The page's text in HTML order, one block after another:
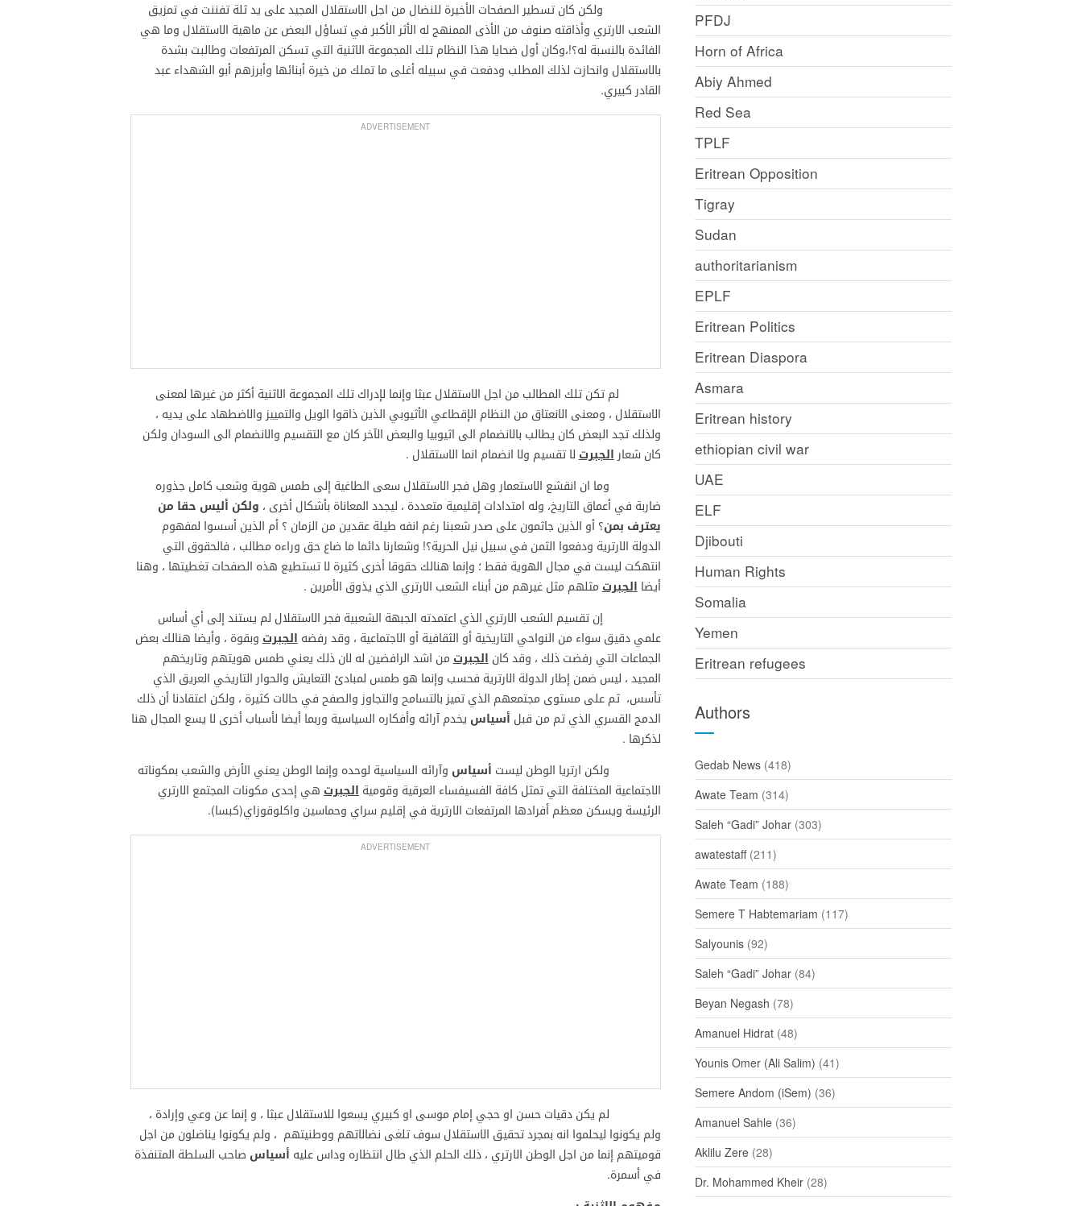
ولكن كان تسطير الصفحات الأخيرة للنضال من اجل الاستقلال المجيد على يد ثلة تفننت في تمزيق
الشعب الارتري وأذاقته صنوف من الأذى الممنهج له الأثر الأكبر في تساؤل البعض عن ماهية الاستقلال وما هي
الفائدة بالنسبة له؟!،وكان أول ضحايا هذا النظام تلك المجموعة الاثنية التي تسكن المرتفعات وطالبت بشدة
بالاستقلال وانحازت لذلك المطلب ودفعت في سبيله أغلى ما تملك من خيرة أبنائها وأبرزهم أبو الشهداء عبد
القادر كبيري.
ADVERTISEMENT
لم تكن تلك المطالب من اجل الاستقلال عبثا وإنما لإدراك تلك المجموعة الاثنية أكثر من غيرها لمعنى
الاستقلال ، ومعنى الانعتاق من النظام الإقطاعي الأثيوبي الذين ذاقوا الويل والتمييز والاضطهاد على يديه ،
ولذلك تجد البعض كان يطالب بالانضمام الى اثيوبيا والبعض الآخر كان مع التقسيم والانضمام الى السودان ولكن
كان شعار الجبرت لا تقسيم ولا انضمام انما الاستقلال .
وما ان انقشع الاستعمار وهل فجر الاستقلال سعى الطاغية إلى طمس هوية وشعب كامل جذوره
ضاربة في أعماق التاريخ، وله امتدادات إقليمية متعددة ، ليجدد المعاناة بأشكال أخرى ، ولكن أليس حقا من
يعترف بمن؟ أو الذين جاثمون على صدر شعبنا رغم انفه طيلة عقدين من الزمان ؟ أم الذين أسسوا لمفهوم
الدولة الارترية ودفعوا الثمن في سبيل نيل الحرية؟! وشعارنا دائما ما ضاع حق وراءه مطالب ، فالحقوق التي
انتهكت ليست في مجال الهوية فقط ؛ وإنما هنالك حقوقا أخرى كثيرة لا تستطيع هذه الصفحات تغطيتها ، وهنا
أيضا الجبرت مثلهم مثل غيرهم من أبناء الشعب الارتري الذي يذوق الأمرين .
إن تقسيم الشعب الارتري الذي اعتمدته الجبهة الشعبية فجر الاستقلال لم يستند إلى أي أساس
علمي دقيق سواء من النواحي التاريخية أو الثقافية أو الاجتماعية ، وقد رفضه الجبرت وبقوة ، وأيضا هنالك بعض
الجماعات التي رفضت ذلك ، وقد كان الجبرت من اشد الرافضين له لان ذلك يعني طمس هويتهم وتاريخهم
المجيد ، ليس ضمن إطار الدولة الارترية فحسب وإنما هو طمس لمبادئ التعايش والحوار التاريخي العريق الذي
تأسس، ثم على مستوى مجتمعهم الذي تميز بالتسامح والتجاوز والصفح في حالات كثيرة ، ولكن اعتقادنا أن ذلك
الدمج القسري الذي تم من قبل أسياس يخدم آرائه وأفكاره السياسية وربما أيضا لأسباب أخرى لا يسع المجال هنا
لذكرها .
ولكن ارتريا الوطن ليست أسياس وآرائه السياسية لوحده وإنما الوطن يعني الأرض والشعب بمكوناته
الاجتماعية المختلفة التي تمثل كافة الفسيفساء العرقية وقومية الجبرت هي إحدى مكونات المجتمع الارتري
الرئيسة ويسكن معظم أفرادها المرتفعات الارترية في إقليم سراي وحماسين واكلوقوزاي(كبسا).
ADVERTISEMENT
لم يكن دقيات حسن او حجي إمام موسى او كبيري يسعوا للاستقلال عبثا ، و إنما عن وعي وإرادة ،
ولم يكونوا ليحلموا انه بمجرد تحقيق الاستقلال سوف تلغى نضالاتهم ووطنيتهم ، ولم يكونوا يناضلون من اجل
قوميتهم إنما من اجل الوطن الارتري ، ذلك الحلم الذي طال انتظاره وداس عليه أسياس صاحب السلطة المتنفذة
في أسمرة.
PFDJ
Horn of Africa
Abiy Ahmed
Red Sea
TPLF
Eritrean Opposition
Tigray
Sudan
authoritarianism
EPLF
Eritrean Politics
Eritrean Diaspora
Asmara
Eritrean history
ethiopian civil war
UAE
ELF
Djibouti
Human Rights
Somalia
Yemen
Eritrean refugees
Authors
Gedab News (418)
Awate Team (314)
Saleh “Gadi” Johar (303)
awatestaff(211)
Awate Team (188)
Semere T Habtemariam (117)
Salyounis (92)
Saleh “Gadi” Johar (84)
Beyan Negash (78)
Amanuel Hidrat (48)
Younis Omer (Ali Salim) (41)
Semere Andom (iSem) (36)
Amanuel Sahle (36)
Aklilu Zere (28)
Dr. Mohammed Kheir (28)